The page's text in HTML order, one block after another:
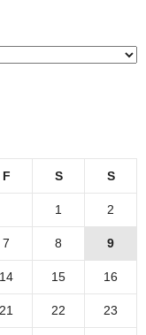
F S S
1 2
7 8 9
14 15 16
21 22 23